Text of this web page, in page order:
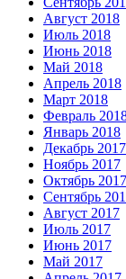
Август 2018
Июль 2018
Июнь 2018
Май 2018
Апрель 2018
Март 2018
Февраль
Январь 2018
Декабрь 2017
Ноябрь 2017
Октябрь 2017
Сентябрь
Август 2017
Июль 2017
Июнь 2017
Май 2017